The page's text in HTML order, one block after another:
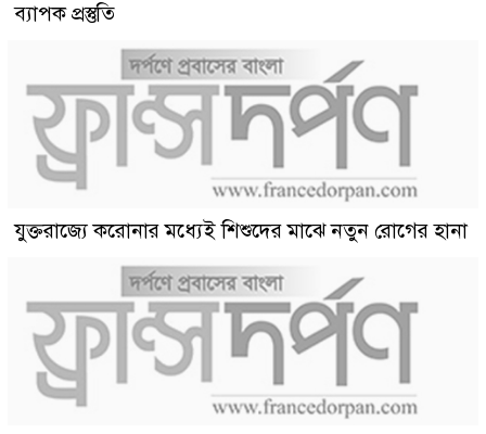
ব্যাপক প্রস্তুতি
যুক্তরাজ্যে করোনার মধ্যেই শিশুদের মাঝে নতুন রোগের হানা